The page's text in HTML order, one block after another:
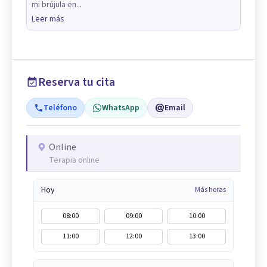
mi brújula en...
Leer más
Reserva tu cita
Teléfono WhatsApp Email
Online
Terapia online
Hoy Más horas
08:00 09:00
10:00
11:00
12:00 13:00